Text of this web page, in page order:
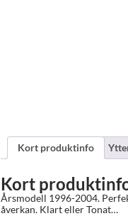
Kort produktinfo
Kort
Årsmodell 1996-2004.
åverkan. Klart eller Tonat…